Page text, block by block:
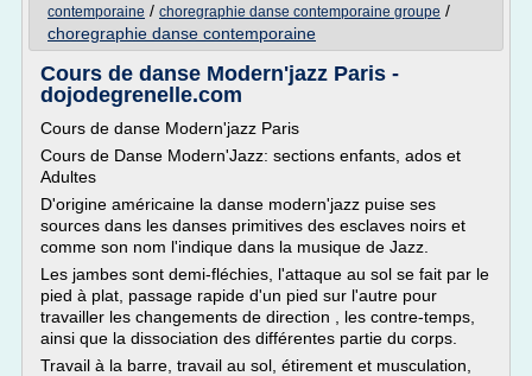
contemporaine / choregraphie danse contemporaine groupe /
choregraphie danse contemporaine
Cours de danse Modern'jazz Paris -
dojodegrenelle.com
Cours de danse Modern'jazz Paris
Cours de Danse Modern'Jazz: sections enfants, ados et
Adultes
D'origine américaine la danse modern'jazz puise ses
sources dans les danses primitives des esclaves noirs et
comme son nom l'indique dans la musique de Jazz.
Les jambes sont demi-fléchies, l'attaque au sol se fait par le
pied à plat, passage rapide d'un pied sur l'autre pour
travailler les changements de direction , les contre-temps,
ainsi que la dissociation des différentes partie du corps.
Travail à la barre, travail au sol, étirement et musculation,